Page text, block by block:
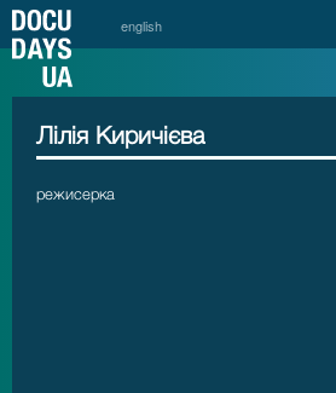
english
Лілія Киричієва
режисерка